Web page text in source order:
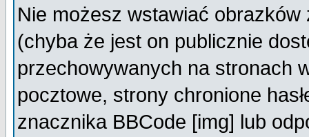
Nie możesz wstawiać
(chyba że jest on publicznie
przechowywanych na stronach
pocztowe, strony chronione
znacznika BBCode [img] lub